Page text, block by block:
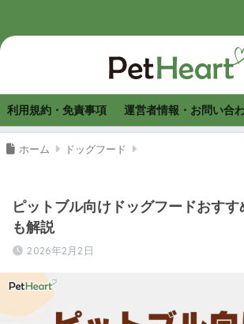
利用規約・免責事項 運営者情報・お問い合
ホーム ドッグフード
ピットブル向けドッグフードおす
も解説
2026年2月2日